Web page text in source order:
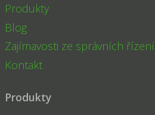
Produkty
Blog
Zajímavosti ze správních řízení
Kontakt
Produkty